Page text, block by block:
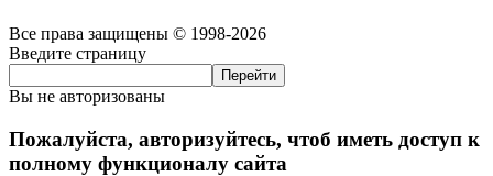
Все права защищены © 1998-2026
Введите страницу
Вы не авторизованы
Пожалуйста, авторизуйтесь, чтоб иметь доступ к
полному функционалу сайта